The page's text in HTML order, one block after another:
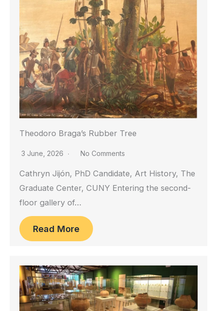
Theodoro Braga’s Rubber Tree
3 June, 2026 No Comments
Cathryn Jijón, PhD Candidate, Art History, The
Graduate Center, CUNY Entering the second-
floor gallery of…
Read More